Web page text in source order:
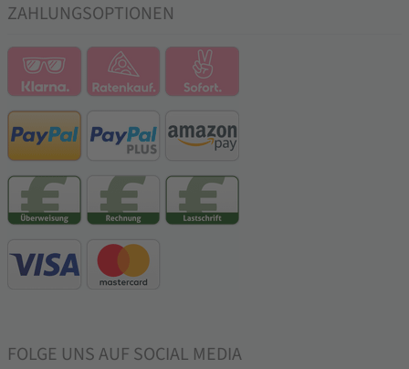
ZAHLUNGSOPTIONEN
FOLGE UNS AUF SOCIAL MEDIA